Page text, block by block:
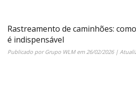
Rastreamento de caminhões:
é indispensável
Publicado porGrupo WLMem26/02/2026|